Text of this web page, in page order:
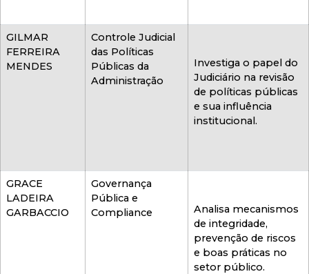
GILMAR
FERREIRA
MENDES
Controle Judicial
das Políticas
Públicas da
Administração
Investiga o papel do
Judiciário na revisão
de políticas públicas
e sua influência
institucional.
GRACE
LADEIRA
GARBACCIO
Governança
Pública e
Compliance
Analisa mecanismos
de integridade,
prevenção de riscos
e boas práticas no
setor público.